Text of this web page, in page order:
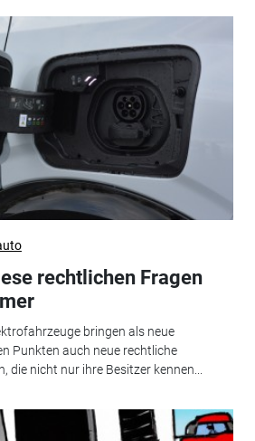
rechtlichen Fragen
bringen als neue
Punkten auch neue rechtliche
die nicht nur ihre Besitzer kennen...